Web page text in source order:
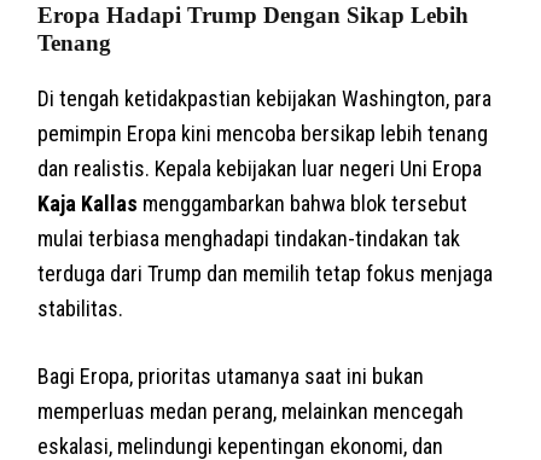
Eropa Hadapi Trump Dengan Sikap Lebih
Tenang
Di tengah ketidakpastian kebijakan Washington, para
pemimpin Eropa kini mencoba bersikap lebih tenang
dan realistis. Kepala kebijakan luar negeri Uni Eropa
Kaja Kallas menggambarkan bahwa blok tersebut
mulai terbiasa menghadapi tindakan-tindakan tak
terduga dari Trump dan memilih tetap fokus menjaga
stabilitas.
Bagi Eropa, prioritas utamanya saat ini bukan
memperluas medan perang, melainkan mencegah
eskalasi, melindungi kepentingan ekonomi, dan